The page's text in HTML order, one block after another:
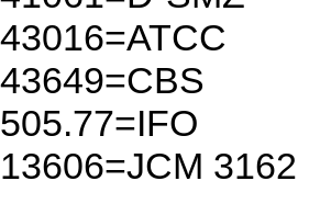
43016=ATCC
43649=CBS
505.77=IFO
13606=JCM 3162